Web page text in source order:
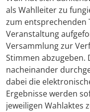
als Wahlleiter zu
zum entsprechenden
Veranstaltung
Versammlung zur
Stimmen abzugeben.
nacheinander
dabei die
Ergebnisse werden
jeweiligen Wahlaktes